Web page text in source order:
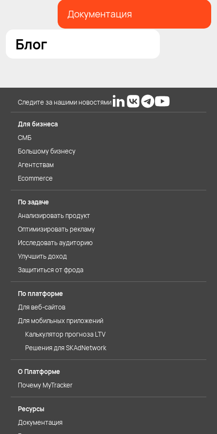
Документация
Блог
Следите за нашими новостями
Для бизнеса
СМБ
Большому бизнесу
Агентствам
Ecommerce
По задаче
Анализировать продукт
Оптимизировать рекламу
Исследовать аудиторию
Улучшить доход
Защититься от фрода
По платформе
Для веб-сайтов
Для мобильных приложений
Калькулятор прогноза LTV
Решения для SKAdNetwork
О Платформе
Почему MyTracker
Ресурсы
Документация